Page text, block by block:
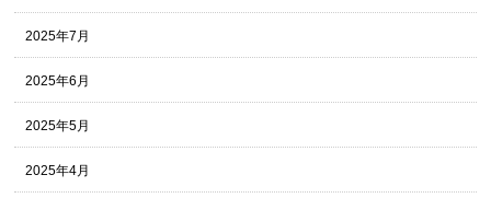
2025年7月
2025年6月
2025年5月
2025年4月